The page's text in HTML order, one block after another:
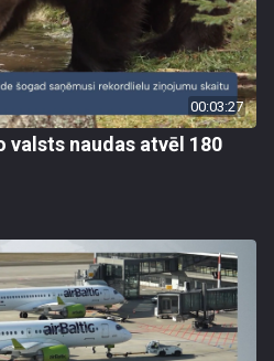
00:03:27
valsts naudas atvēl 180